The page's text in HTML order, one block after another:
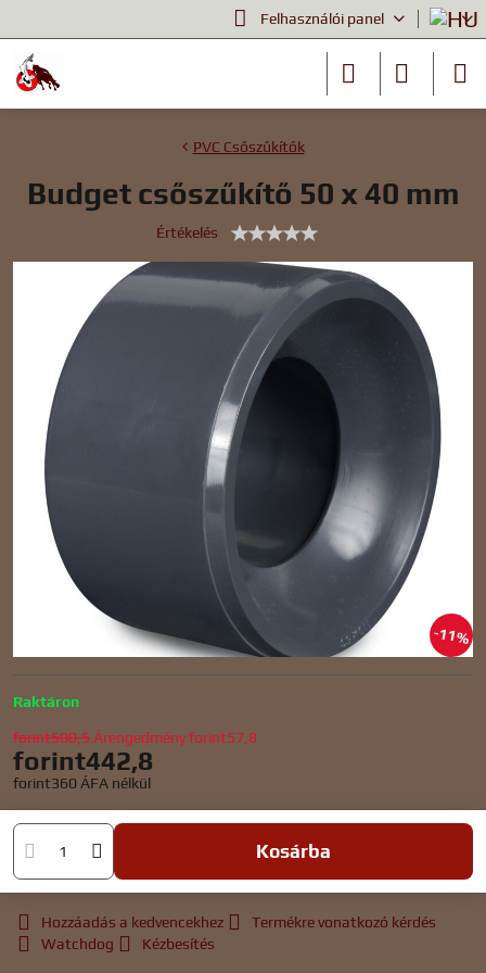
Felhasználói panel
11%
PVC Csőszűkítők
Budget csőszűkítő 50 x 40 mm
Értékelés
Raktáron
forint500,5 Árengedményforint57,8
forint442,8
forint360 ÁFA nélkül
Kosárba
Hozzáadás a kedvencekhez
Termékre vonatkozó kérdés
Watchdog
Kézbesítés